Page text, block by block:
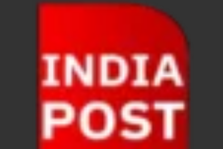
Yuwa Sahkar Sammelan: मुख्यमंत्री ने डीएम वाराणसी
Delhi Air Pollution: फेफड़ों के लिए कितनी खतरनाक हुई
Save Aravali Movement: क्या है अरावली की नई
UP Cough Syrup Issue: कोडीन युक्त कफ सिरप मामले
KP Maurya Statement: माफिया और समाजवादी पार्टी
FSSAI: जांच में अंडे पूरी तरह सुरक्षित पाए गए: FSSAI